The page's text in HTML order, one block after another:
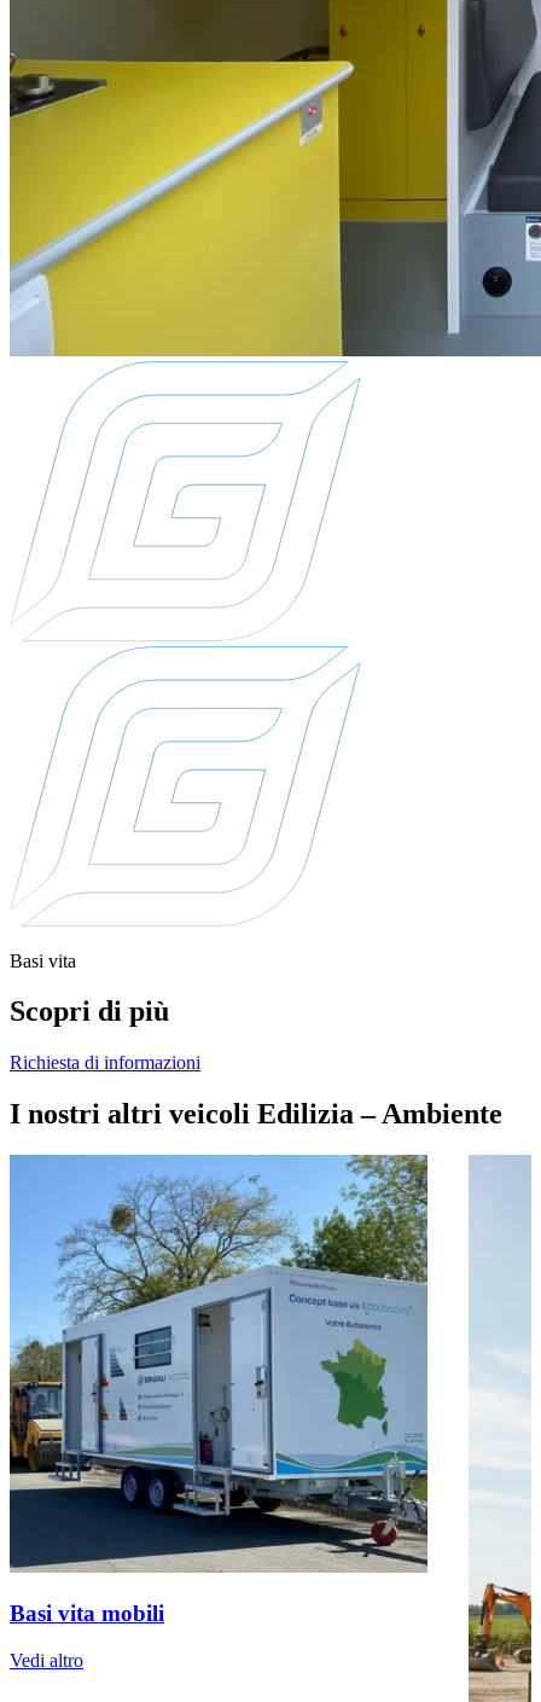
Basi vita
Scopri di più
Richiesta di informazioni
I nostri altri veicoli Edilizia – Ambiente
Basi vita mobili
Vedi altro